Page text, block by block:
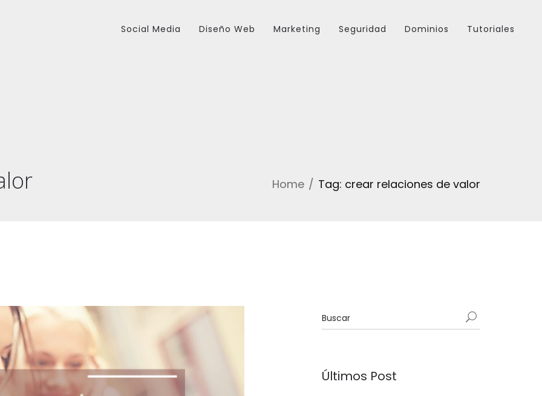
Social Media Diseño Web Marketing Seguridad Dominios Tutoriales
Home Tag: crear relaciones de valor
Últimos Post